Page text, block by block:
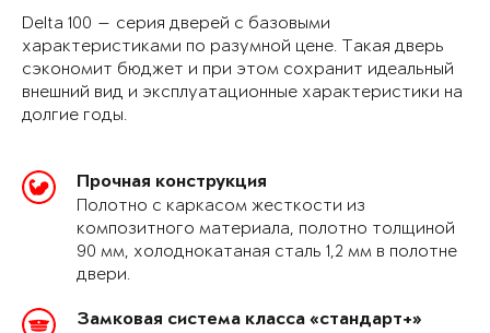
Delta 100 — серия дверей с базовыми
характеристиками по разумной цене. Такая дверь
сэкономит бюджет и при этом сохранит идеальный
внешний вид и эксплуатационные характеристики на
долгие годы.
Прочная конструкция
Полотно с каркасом жесткости из
композитного материала, полотно толщиной
90 мм, холоднокатаная сталь 1,2 мм в полотне
двери.
Замковая система класса «стандарт+»